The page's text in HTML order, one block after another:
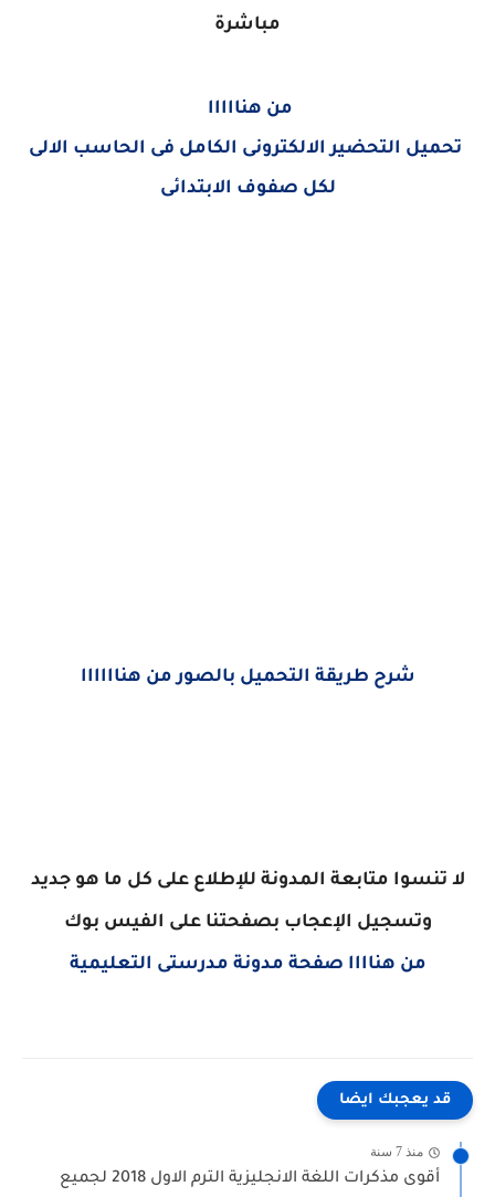
مباشرة
من هنااااا
تحميل التحضير الالكترونى الكامل فى الحاسب الالى
لكل صفوف الابتدائى
شرح طريقة التحميل بالصور من هناااااا
لا تنسوا متابعة المدونة للإطلاع على كل ما هو جديد
وتسجيل الإعجاب بصفحتنا على الفيس بوك
من هناااا صفحة مدونة مدرستى التعليمية
قد يعجبك ايضا
منذ 7 سنة
أقوى مذكرات اللغة الانجليزية الترم الاول 2018 لجميع